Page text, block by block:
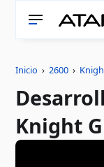
Inicio ›2600 ›
Knight